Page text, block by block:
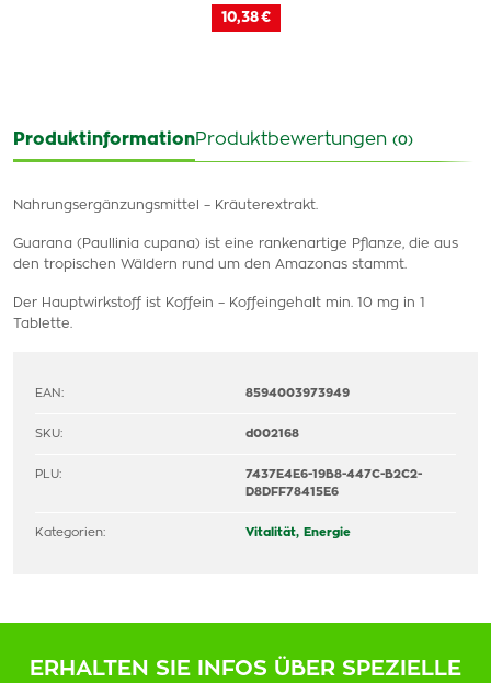
10,38 €
ProduktinformationProduktbewertungen (0)
Nahrungsergänzungsmittel – Kräuterextrakt.
Guarana (Paullinia cupana) ist eine rankenartige Pflanze, die aus
den tropischen Wäldern rund um den Amazonas stammt.
Der Hauptwirkstoff ist Koffein – Koffeingehalt min. 10 mg in 1
Tablette.
EAN: 8594003973949
SKU: d002168
PLU:
7437E4E6-19B8-447C-B2C2-
D8DFF78415E6
Kategorien: Vitalität, Energie
ERHALTEN SIE INFOS ÜBER SPEZIELLE